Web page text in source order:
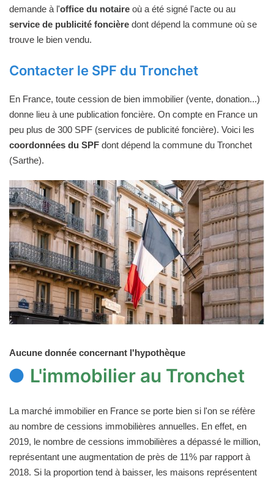
demande à l'office du notaire où a été signé l'acte ou au
service de publicité foncière dont dépend la commune où se
trouve le bien vendu.
Contacter le SPF du Tronchet
En France, toute cession de bien immobilier (vente, donation...)
donne lieu à une publication foncière. On compte en France un
peu plus de 300 SPF (services de publicité foncière). Voici les
coordonnées du SPF dont dépend la commune du Tronchet
(Sarthe).
Aucune donnée concernant l'hypothèque
L'immobilier au Tronchet
La marché immobilier en France se porte bien si l'on se réfère
au nombre de cessions immobilières annuelles. En effet, en
2019, le nombre de cessions immobilières a dépassé le million,
représentant une augmentation de près de 11% par rapport à
2018. Si la proportion tend à baisser, les maisons représentent